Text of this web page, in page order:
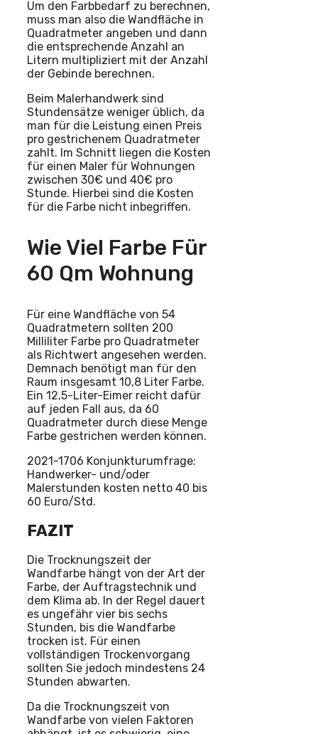
Um den Farbbedarf zu berechnen,
muss man also die Wandfläche in
Quadratmeter angeben und dann
die entsprechende Anzahl an
Litern multipliziert mit der Anzahl
der Gebinde berechnen.
Beim Malerhandwerk sind
Stundensätze weniger üblich, da
man für die Leistung einen Preis
pro gestrichenem Quadratmeter
zahlt. Im Schnitt liegen die Kosten
für einen Maler für Wohnungen
zwischen 30€ und 40€ pro
Stunde. Hierbei sind die Kosten
für die Farbe nicht inbegriffen.
Wie Viel Farbe Für
60 Qm Wohnung
Für eine Wandfläche von 54
Quadratmetern sollten 200
Milliliter Farbe pro Quadratmeter
als Richtwert angesehen werden.
Demnach benötigt man für den
Raum insgesamt 10,8 Liter Farbe.
Ein 12,5-Liter-Eimer reicht dafür
auf jeden Fall aus, da 60
Quadratmeter durch diese Menge
Farbe gestrichen werden können.
2021-1706 Konjunkturumfrage:
Handwerker- und/oder
Malerstunden kosten netto 40 bis
60 Euro/Std.
FAZIT
Die Trocknungszeit der
Wandfarbe hängt von der Art der
Farbe, der Auftragstechnik und
dem Klima ab. In der Regel dauert
es ungefähr vier bis sechs
Stunden, bis die Wandfarbe
trocken ist. Für einen
vollständigen Trockenvorgang
sollten Sie jedoch mindestens 24
Stunden abwarten.
Da die Trocknungszeit von
Wandfarbe von vielen Faktoren